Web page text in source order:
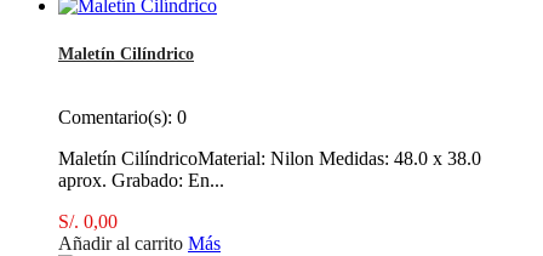
Maletín Cilíndrico
Comentario(s): 0
Maletín CilíndricoMaterial: Nilon Medidas: 48.0 x 38.0
aprox. Grabado: En...
S/. 0,00
Añadir al carrito Más